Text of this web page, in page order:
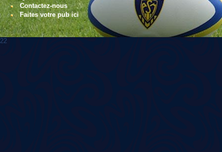
Contactez-nous
Faites votre pub ici
22